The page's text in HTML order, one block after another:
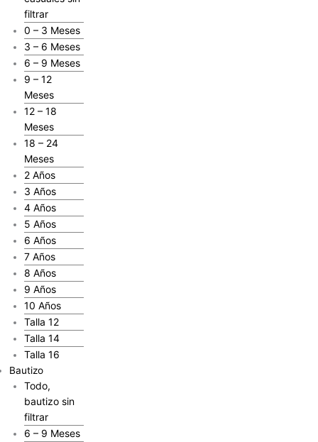
filtrar
0 – 3 Meses
3 – 6 Meses
6 – 9 Meses
9 – 12
Meses
12 – 18
Meses
18 – 24
Meses
2 Años
3 Años
4 Años
5 Años
6 Años
7 Años
8 Años
9 Años
10 Años
Talla 12
Talla 14
Talla 16
Bautizo
Todo,
bautizo sin
filtrar
6 – 9 Meses